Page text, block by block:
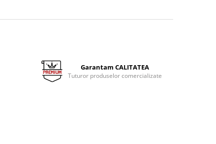
Garantam CALITATEA
Tuturor produselor comercializate